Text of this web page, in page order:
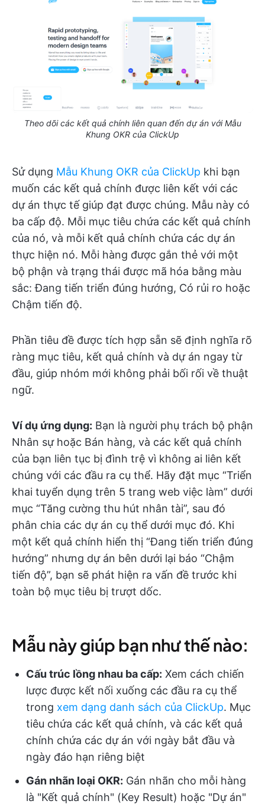
Theo dõi các kết quả chính liên quan đến dự án với Mẫu
Khung OKR của ClickUp
Sử dụng Mẫu Khung OKR của ClickUp khi bạn
muốn các kết quả chính được liên kết với các
dự án thực tế giúp đạt được chúng. Mẫu này có
ba cấp độ. Mỗi mục tiêu chứa các kết quả chính
của nó, và mỗi kết quả chính chứa các dự án
thực hiện nó. Mỗi hàng được gắn thẻ với một
bộ phận và trạng thái được mã hóa bằng màu
sắc: Đang tiến triển đúng hướng, Có rủi ro hoặc
Chậm tiến độ.
Phần tiêu đề được tích hợp sẵn sẽ định nghĩa rõ
ràng mục tiêu, kết quả chính và dự án ngay từ
đầu, giúp nhóm mới không phải bối rối về thuật
ngữ.
Ví dụ ứng dụng: Bạn là người phụ trách bộ phận
Nhân sự hoặc Bán hàng, và các kết quả chính
của bạn liên tục bị đình trệ vì không ai liên kết
chúng với các đầu ra cụ thể. Hãy đặt mục “Triển
khai tuyển dụng trên 5 trang web việc làm” dưới
mục “Tăng cường thu hút nhân tài”, sau đó
phân chia các dự án cụ thể dưới mục đó. Khi
một kết quả chính hiển thị “Đang tiến triển đúng
hướng” nhưng dự án bên dưới lại báo “Chậm
tiến độ”, bạn sẽ phát hiện ra vấn đề trước khi
toàn bộ mục tiêu bị trượt dốc.
Mẫu này giúp bạn như thế nào:
Cấu trúc lồng nhau ba cấp: Xem cách chiến
lược được kết nối xuống các đầu ra cụ thể
trong xem dạng danh sách của ClickUp. Mục
tiêu chứa các kết quả chính, và các kết quả
chính chứa các dự án với ngày bắt đầu và
ngày đáo hạn riêng biệt
Gán nhãn loại OKR: Gán nhãn cho mỗi hàng
là "Kết quả chính" (Key Result) hoặc "Dự án"